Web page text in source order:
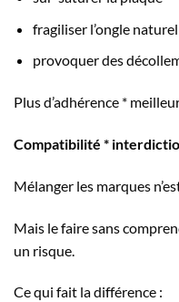
fragiliser l’ongle naturel
provoquer des
Plus d’adhérence *
Compatibilité *
Mélanger les marques
Mais le faire sans
un risque.
Ce qui fait la différence :